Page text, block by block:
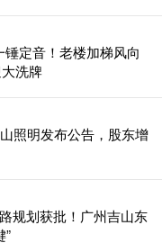
定音！老楼加梯风向
洗牌
照明发布公告，股东增
规划获批！广州吉山东
”